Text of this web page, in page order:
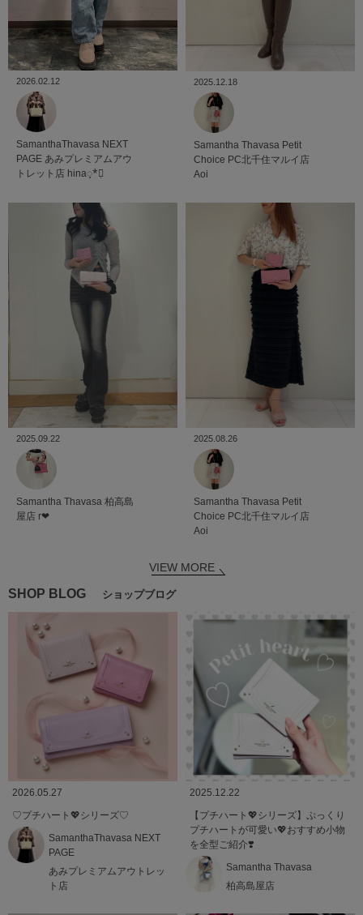
2026.02.12
SamanthaThavasa NEXT
PAGE あみプレミアムアウ
トレット店 hina◌̥*⃝̣
2025.12.18
Samantha Thavasa Petit
Choice PC北千住マルイ店
Aoi
2025.09.22
Samantha Thavasa 柏高島
屋店 r❤︎
2025.08.26
Samantha Thavasa Petit
Choice PC北千住マルイ店
Aoi
VIEW MORE
SHOP BLOG ショップブログ
2026.05.27
♡プチハート💖シリーズ♡
SamanthaThavasa NEXT
PAGE
あみプレミアムアウトレッ
ト店
2025.12.22
【プチハート💖シリーズ】ぷっくり
プチハートが可愛い💖おすすめ小物
を全型ご紹介❣️
Samantha Thavasa
柏高島屋店